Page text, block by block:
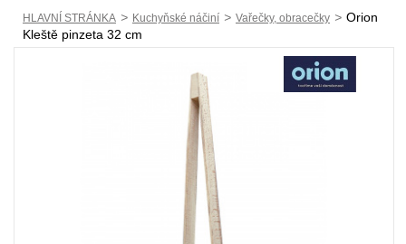
HLAVNÍ STRÁNKA > Kuchyňské náčiní > Vařečky, obracečky > Orion
Kleště pinzeta 32 cm